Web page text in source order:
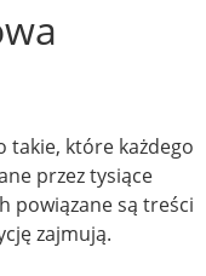
takie, które każdego
przez tysiące
powiązane są treści
zajmują.